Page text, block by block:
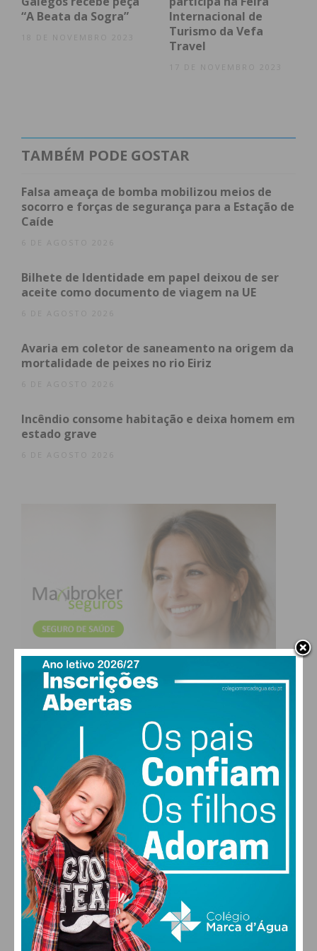
obtenha de forma regular a informação
atualizada.
condições
“A Beata da Sogra”
Internacional de
Turismo da Vefa
Travel
17 DE NOVEMBRO 2023
TAMBÉM PODE GOSTAR
Falsa ameaça de bomba mobilizou meios de
socorro e forças de segurança para a Estação de
Caíde
6 DE AGOSTO 2026
Bilhete de Identidade em papel deixou de ser
aceite como documento de viagem na UE
6 DE AGOSTO 2026
Avaria em coletor de saneamento na origem da
mortalidade de peixes no rio Eiriz
6 DE AGOSTO 2026
Incêndio consome habitação e deixa homem em
estado grave
6 DE AGOSTO 2026